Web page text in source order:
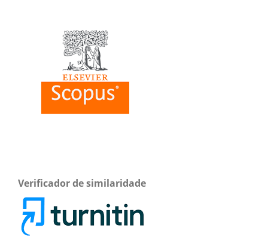
Verificador de similaridade